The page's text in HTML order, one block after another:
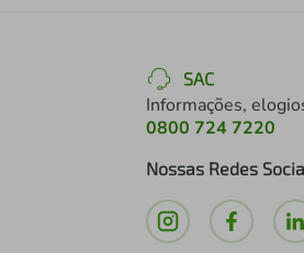
SAC
Informações,
0800 724 7220
Nossas Redes